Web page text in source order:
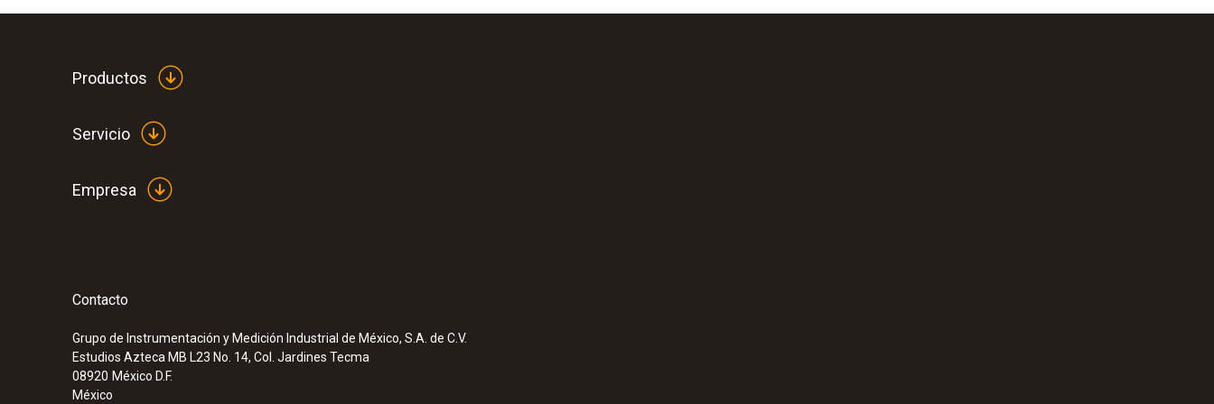
Productos
Servicio
Empresa
Contacto
Grupo de Instrumentación y Medición Industrial de México, S.A. de C.V.
Estudios Azteca MB L23 No. 14, Col. Jardines Tecma
08920 México D.F.
México